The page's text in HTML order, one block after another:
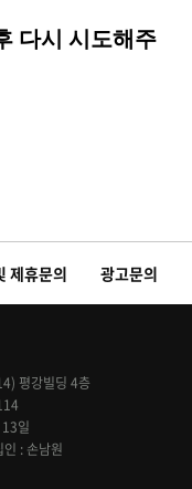
제휴문의 광고문의
평강빌딩 4층
일
인
손남원